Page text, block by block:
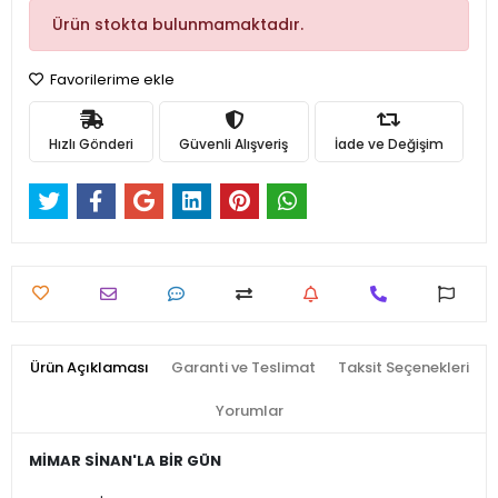
Ürün stokta bulunmamaktadır.
Favorilerime ekle
Hızlı Gönderi Güvenli Alışveriş İade ve Değişim
Ürün Açıklaması Garanti ve Teslimat Taksit Seçenekleri
Yorumlar
MİMAR SİNAN'LA BİR GÜN